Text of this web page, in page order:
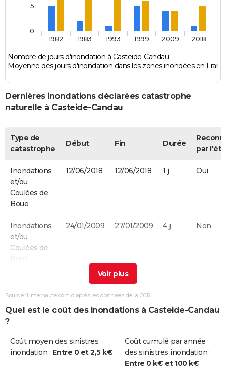
Nombre de jours d'inondation à Casteide-Candau
Moyenne des jours d'inondation dans les zones inondées en
1982 1983 1993 1999 2009 2018
0
5
Dernières inondations déclarées catastrophe
naturelle à Casteide-Candau
Type de
catastrophe
Début Fin Durée
par
Inondations
et/ou
Coulées de
Boue
12/06/2018 12/06/2018 1 j Oui
Inondations
et/ou
Coulées de
Boue
24/01/2009 27/01/2009 4 j Non
Mécaniques
des Vagues
24/01/2009 27/01/2009
Mécaniques
liés à l'action
Source : Linternaute.com d'après les données de la CCR
Quel est le coût des inondations à Casteide-Candau
?
Coût moyen des sinistres
inondation : Entre 0 et 2,5 k€
Coût cumulé par année
des sinistres inondation :
Entre 0 k€ et 100 k€